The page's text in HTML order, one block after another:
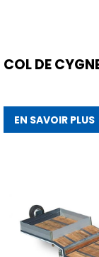
COL DE
EN SAVOIR PLUS